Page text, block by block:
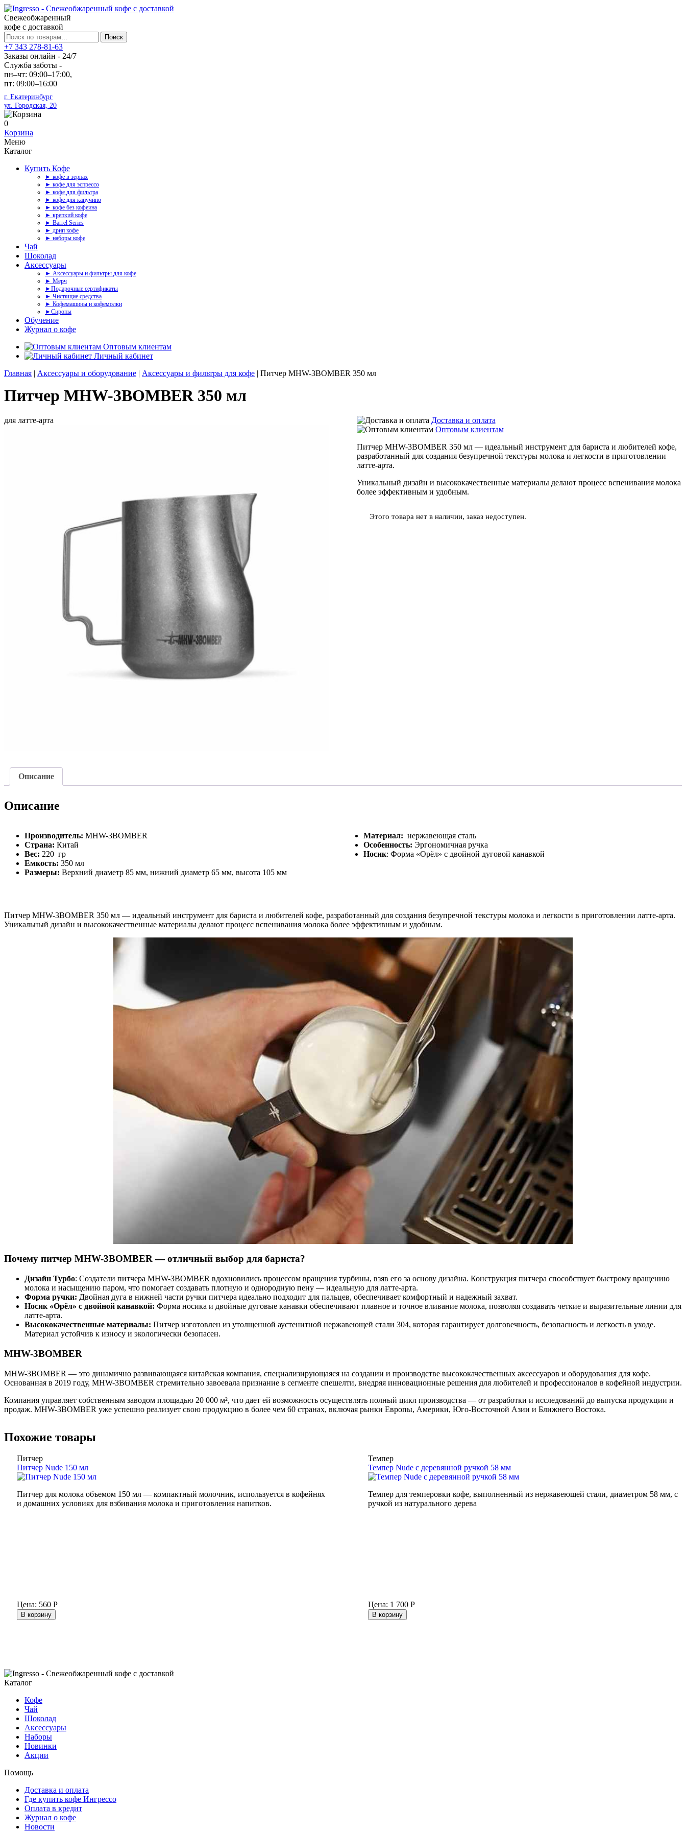
Свежеобжаренный
кофе с доставкой
Искать:
Поиск
+7 343 278-81-63
Заказы онлайн - 24/7
Служба заботы -
пн–чт: 09:00–17:00,
пт: 09:00–16:00
г. Екатеринбург
ул. Городская, 20
0
Корзина
Меню
Каталог
Купить Кофе
► кофе в зернах
► кофе для эспрессо
► кофе для фильтра
► кофе для капучино
► кофе без кофеина
► крепкий кофе
► Barrel Series
► дрип кофе
► наборы кофе
Чай
Шоколад
Аксессуары
► Аксессуары и фильтры для кофе
► Мерч
►Подарочные сертификаты
► Чистящие средства
► Кофемашины и кофемолки
►Сиропы
Обучение
Журнал о кофе
Оптовым клиентам
Личный кабинет
Главная | Аксессуары и оборудование | Аксессуары и фильтры для кофе | Питчер MHW-3BOMBER 350 мл
Питчер MHW-3BOMBER 350 мл
для латте-арта
Доставка и оплата
Оптовым клиентам
Питчер MHW-3BOMBER 350 мл — идеальный инструмент для бариста и любителей кофе,
разработанный для создания безупречной текстуры молока и легкости в приготовлении
латте-арта.
Уникальный дизайн и высококачественные материалы делают процесс вспенивания молока
более эффективным и удобным.
Этого товара нет в наличии, заказ недоступен.
Описание
Описание
Производитель: MHW-3BOMBER
Страна: Китай
Вес: 220 гр
Емкость: 350 мл
Размеры: Верхний диаметр 85 мм, нижний диаметр 65 мм, высота 105 мм
Материал: нержавеющая сталь
Особенность: Эргономичная ручка
Носик: Форма «Орёл» с двойной дуговой канавкой
Питчер MHW-3BOMBER 350 мл — идеальный инструмент для бариста и любителей кофе, разработанный для создания безупречной текстуры молока и легкости в приготовлении латте-арта.
Уникальный дизайн и высококачественные материалы делают процесс вспенивания молока более эффективным и удобным.
Почему питчер MHW-3BOMBER — отличный выбор для бариста?
Дизайн Турбо: Создатели питчера MHW-3BOMBER вдохновились процессом вращения турбины, взяв его за основу дизайна. Конструкция питчера способствует быстрому вращению
молока и насыщению паром, что помогает создавать плотную и однородную пену — идеальную для латте-арта.
Форма ручки: Двойная дуга в нижней части ручки питчера идеально подходит для пальцев, обеспечивает комфортный и надежный захват.
Носик «Орёл» с двойной канавкой: Форма носика и двойные дуговые канавки обеспечивают плавное и точное вливание молока, позволяя создавать четкие и выразительные линии для
латте-арта.
Высококачественные материалы: Питчер изготовлен из утолщенной аустенитной нержавеющей стали 304, которая гарантирует долговечность, безопасность и легкость в уходе.
Материал устойчив к износу и экологически безопасен.
MHW-3BOMBER
MHW-3BOMBER — это динамично развивающаяся китайская компания, специализирующаяся на создании и производстве высококачественных аксессуаров и оборудования для кофе.
Основанная в 2019 году, MHW-3BOMBER стремительно завоевала признание в сегменте спешелти, внедряя инновационные решения для любителей и профессионалов в кофейной индустрии.
Компания управляет собственным заводом площадью 20 000 м², что дает ей возможность осуществлять полный цикл производства — от разработки и исследований до выпуска продукции и
продаж. MHW-3BOMBER уже успешно реализует свою продукцию в более чем 60 странах, включая рынки Европы, Америки, Юго-Восточной Азии и Ближнего Востока.
Похожие товары
Питчер
Питчер Nude 150 мл
Питчер для молока объемом 150 мл — компактный молочник, используется в кофейнях
и домашних условиях для взбивания молока и приготовления напитков.
Цена: 560Р
В корзину
Темпер
Темпер Nude с деревянной ручкой 58 мм
Темпер для темперовки кофе, выполненный из нержавеющей стали, диаметром 58 мм, с
ручкой из натурального дерева
Цена: 1 700Р
В корзину
Каталог
Кофе
Чай
Шоколад
Аксессуары
Наборы
Новинки
Акции
Помощь
Доставка и оплата
Где купить кофе Ингрессо
Оплата в кредит
Журнал о кофе
Новости